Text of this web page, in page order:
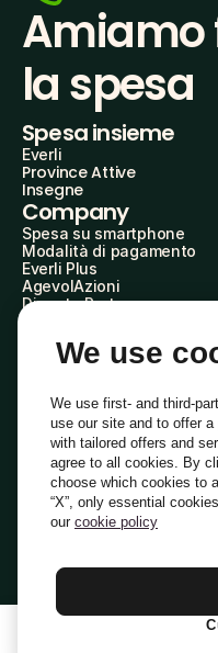
Amiamo
la spesa
Spesa insieme
Everli
Province Attive
Insegne
Company
Spesa su smartphone
Modalità di pagamento
Everli Plus
AgevolAzioni
Diventa Partner
Everli Shoppers
About Us
Everli News
Domande frequenti
Lavora con noi
Diventa Shopper
Investitori
Privacy
Termini e
Indirizzo PEC:
We use
We use first- and third-
use our site and to offer
with tailored offers and
agree to all cookies. By
choose which cookies to
“X”, only essential
our cookie policy